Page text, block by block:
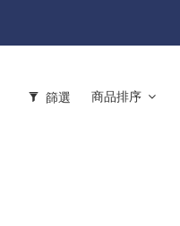
篩選 商品排序